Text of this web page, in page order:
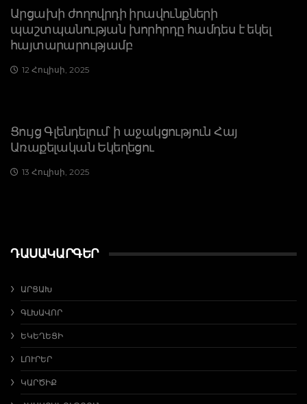
Արցախի ժողովրդի իրավունքների
պաշտպանության խորհրդը համդես է եկել
հայտարարությամբ
12 Հուլիսի, 2025
Ցույց Գլենդելում՝ ի աջակցություն Հայ
Առաքելական Եկեղեցու
13 Հուլիսի, 2025
ԴԱՍԱԿԱՐԳԵՐ
ԱՐՑԱԽ
ԳԼԽԱՎՈՐ
ԵԿԵՂԵՑԻ
ԼՈՒՐԵՐ
ԿԱՐԾԻՔ